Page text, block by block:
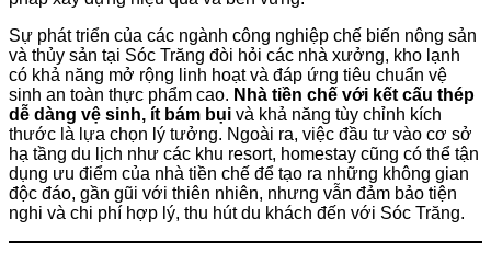
Sự phát triển của các ngành công nghiệp chế biến nông sản
và thủy sản tại Sóc Trăng đòi hỏi các nhà xưởng, kho lạnh
có khả năng mở rộng linh hoạt và đáp ứng tiêu chuẩn vệ
sinh an toàn thực phẩm cao. Nhà tiền chế với kết cấu thép
dễ dàng vệ sinh, ít bám bụi và khả năng tùy chỉnh kích
thước là lựa chọn lý tưởng. Ngoài ra, việc đầu tư vào cơ sở
hạ tầng du lịch như các khu resort, homestay cũng có thể tận
dụng ưu điểm của nhà tiền chế để tạo ra những không gian
độc đáo, gần gũi với thiên nhiên, nhưng vẫn đảm bảo tiện
nghi và chi phí hợp lý, thu hút du khách đến với Sóc Trăng.